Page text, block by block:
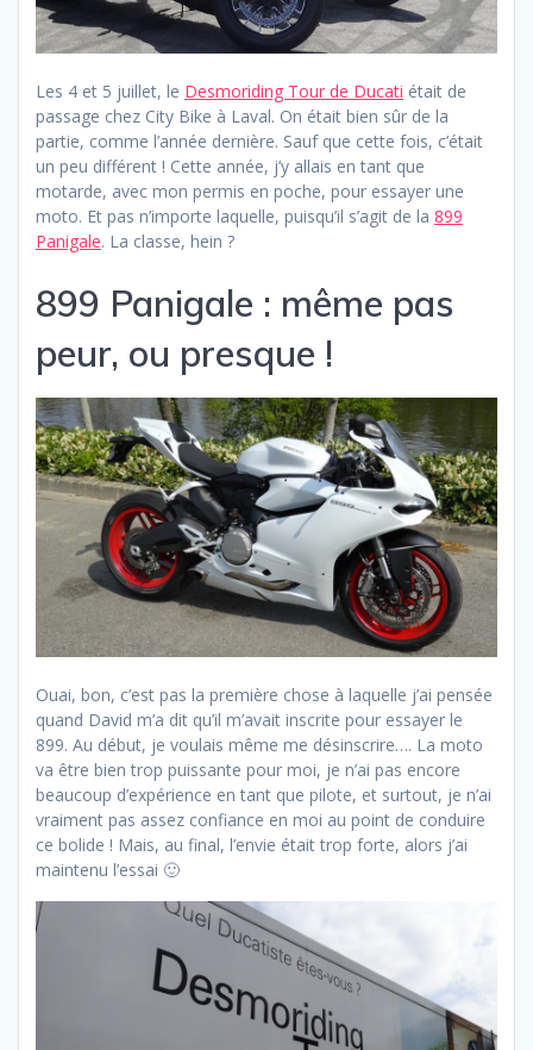
Les 4 et 5 juillet, le Desmoriding Tour de Ducati était de
passage chez City Bike à Laval. On était bien sûr de la
partie, comme l’année dernière. Sauf que cette fois, c’était
un peu différent ! Cette année, j’y allais en tant que
motarde, avec mon permis en poche, pour essayer une
moto. Et pas n’importe laquelle, puisqu’il s’agit de la 899
Panigale. La classe, hein ?
899 Panigale : même pas
peur, ou presque !
Ouai, bon, c’est pas la première chose à laquelle j’ai pensée
quand David m’a dit qu’il m’avait inscrite pour essayer le
899. Au début, je voulais même me désinscrire…. La moto
va être bien trop puissante pour moi, je n’ai pas encore
beaucoup d’expérience en tant que pilote, et surtout, je n’ai
vraiment pas assez confiance en moi au point de conduire
ce bolide ! Mais, au final, l’envie était trop forte, alors j’ai
maintenu l’essai 🙂